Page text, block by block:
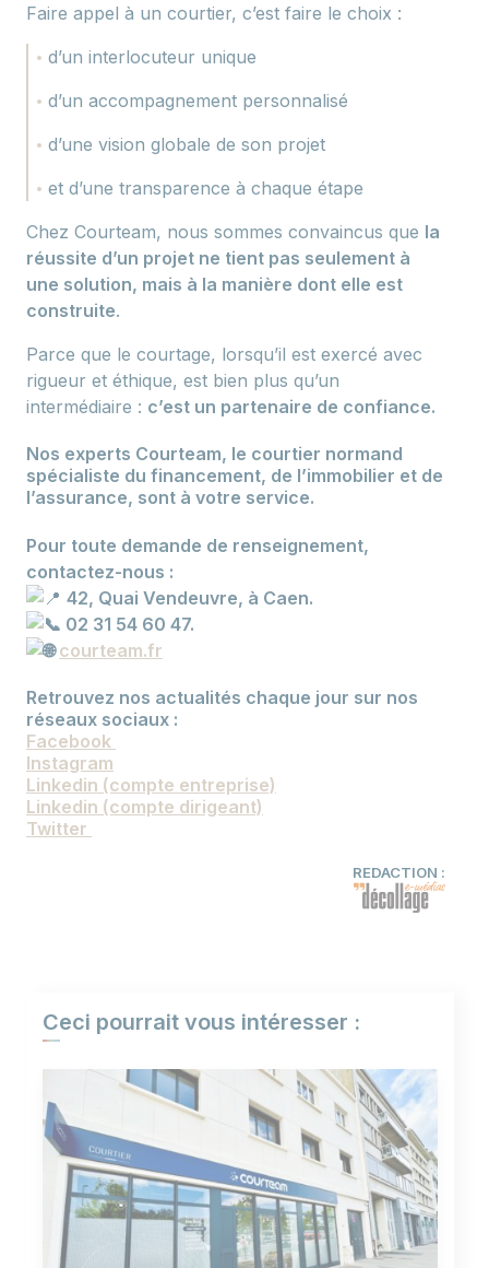
Faire appel à un courtier, c’est faire le choix :
d’un interlocuteur unique
d’un accompagnement personnalisé
d’une vision globale de son projet
et d’une transparence à chaque étape
Chez Courteam, nous sommes convaincus que la
réussite d’un projet ne tient pas seulement à
une solution, mais à la manière dont elle est
construite.
Parce que le courtage, lorsqu’il est exercé avec
rigueur et éthique, est bien plus qu’un
intermédiaire : c’est un partenaire de confiance.
Nos experts Courteam, le courtier normand
spécialiste du financement, de l’immobilier et de
l’assurance, sont à votre service.
Pour toute demande de renseignement,
contactez-nous :
42, Quai Vendeuvre, à Caen.
02 31 54 60 47.
courteam.fr
Retrouvez nos actualités chaque jour sur nos
réseaux sociaux :
Facebook
Instagram
Linkedin (compte entreprise)
Linkedin (compte dirigeant)
Twitter
REDACTION :
Ceci pourrait vous intéresser :